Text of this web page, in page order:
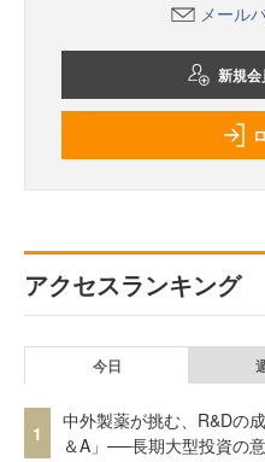
メール
新規
アクセスランキング
今日
1
中外製薬が挑む、R&Dの
＆A」──長期大型投資の